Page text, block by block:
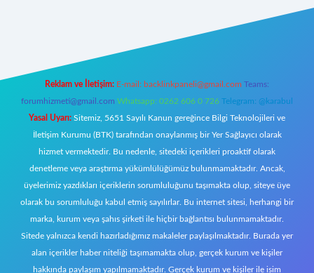
Reklam ve İletişim: E-mail: backlinkpaneli@gmail.com Teams:
forumhizmeti@gmail.com Whatsapp: 0262 606 0 726 Telegram: @karabul
Yasal Uyarı: Sitemiz, 5651 Sayılı Kanun gereğince Bilgi Teknolojileri ve
İletişim Kurumu (BTK) tarafından onaylanmış bir Yer Sağlayıcı olarak
hizmet vermektedir. Bu nedenle, sitedeki içerikleri proaktif olarak
denetleme veya araştırma yükümlülüğümüz bulunmamaktadır. Ancak,
üyelerimiz yazdıkları içeriklerin sorumluluğunu taşımakta olup, siteye üye
olarak bu sorumluluğu kabul etmiş sayılırlar. Bu internet sitesi, herhangi bir
marka, kurum veya şahıs şirketi ile hiçbir bağlantısı bulunmamaktadır.
Sitede yalnızca kendi hazırladığımız makaleler paylaşılmaktadır. Burada yer
alan içerikler haber niteliği taşımamakta olup, gerçek kurum ve kişiler
hakkında paylaşım yapılmamaktadır. Gerçek kurum ve kişiler ile isim